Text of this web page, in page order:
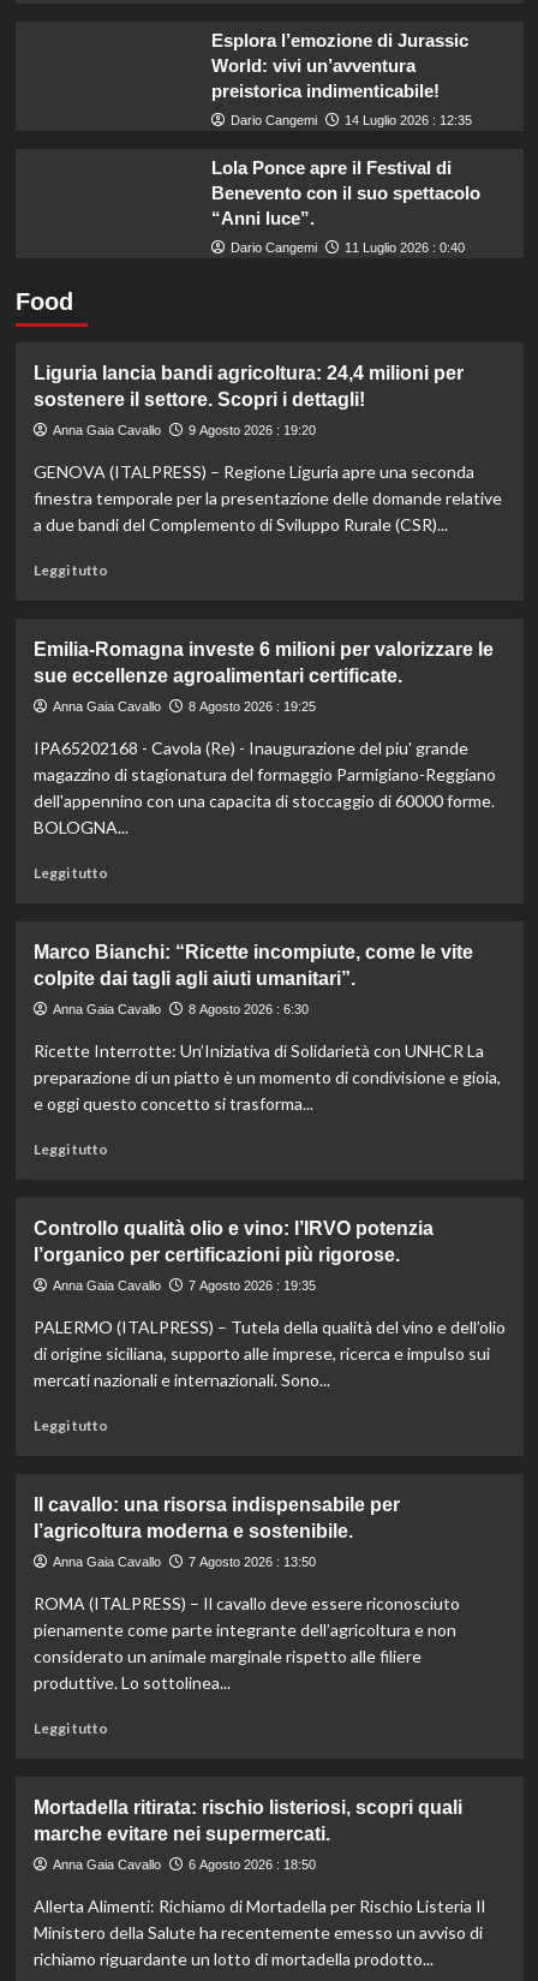
Esplora l’emozione di Jurassic
World: vivi un’avventura
preistorica indimenticabile!
Dario Cangemi 14 Luglio 2026 : 12:35
Lola Ponce apre il Festival di
Benevento con il suo spettacolo
“Anni luce”.
Dario Cangemi 11 Luglio 2026 : 0:40
Food
Liguria lancia bandi agricoltura: 24,4 milioni per
sostenere il settore. Scopri i dettagli!
Anna Gaia Cavallo 9 Agosto 2026 : 19:20
GENOVA (ITALPRESS) – Regione Liguria apre una seconda
finestra temporale per la presentazione delle domande relative
a due bandi del Complemento di Sviluppo Rurale (CSR)...
Leggi tuttoLeggi
Liguria
lancia
bandi
24,4
milioni
per
il
Emilia-Romagna investe 6 milioni per valorizzare le
sue eccellenze agroalimentari certificate.
Anna Gaia Cavallo 8 Agosto 2026 : 19:25
IPA65202168 - Cavola (Re) - Inaugurazione del piu' grande
magazzino di stagionatura del formaggio Parmigiano-Reggiano
dell'appennino con una capacita di stoccaggio di 60000 forme.
BOLOGNA...
Leggi tuttoLeggi
Emilia-
Romagna
investe
milioni
per
valorizzare
Marco Bianchi: “Ricette incompiute, come le vite
colpite dai tagli agli aiuti umanitari”.
Anna Gaia Cavallo 8 Agosto 2026 : 6:30
Ricette Interrotte: Un’Iniziativa di Solidarietà con UNHCR La
preparazione di un piatto è un momento di condivisione e gioia,
e oggi questo concetto si trasforma...
Leggi tuttoLeggi
Marco
Bianchi:
“Ricette
come
le
vite
umanitari”.
Controllo qualità olio e vino: l’IRVO potenzia
l’organico per certificazioni più rigorose.
Anna Gaia Cavallo 7 Agosto 2026 : 19:35
PALERMO (ITALPRESS) – Tutela della qualità del vino e dell’olio
di origine siciliana, supporto alle imprese, ricerca e impulso sui
mercati nazionali e internazionali. Sono...
Leggi tuttoLeggi
Controllo
qualità
olio
vino:
l’IRVO
potenzia
per
Il cavallo: una risorsa indispensabile per
l’agricoltura moderna e sostenibile.
Anna Gaia Cavallo 7 Agosto 2026 : 13:50
ROMA (ITALPRESS) – Il cavallo deve essere riconosciuto
pienamente come parte integrante dell’agricoltura e non
considerato un animale marginale rispetto alle filiere
produttive. Lo sottolinea...
Leggi tuttoLeggi
Il
cavallo:
una
indispensabile
per
l’agricoltura
Mortadella ritirata: rischio listeriosi, scopri quali
marche evitare nei supermercati.
Anna Gaia Cavallo 6 Agosto 2026 : 18:50
Allerta Alimenti: Richiamo di Mortadella per Rischio Listeria Il
Ministero della Salute ha recentemente emesso un avviso di
richiamo riguardante un lotto di mortadella prodotto...